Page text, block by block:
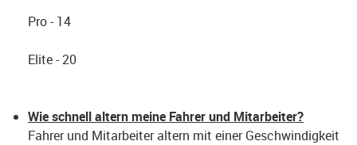
Pro - 14
Elite - 20
Wie schnell altern meine Fahrer und Mitarbeiter?
Fahrer und Mitarbeiter altern mit einer Geschwindigkeit